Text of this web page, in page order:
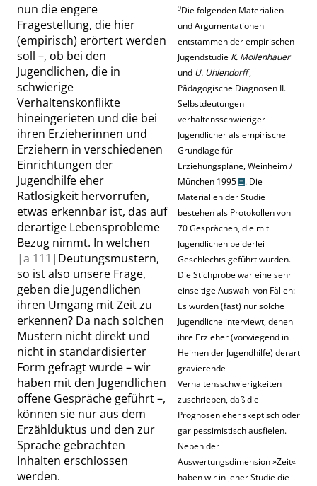
9Die folgenden Materialien
und Argumentationen
entstammen der empirischen
Jugendstudie K. Mollenhauer
und U. Uhlendorff,
Pädagogische Diagnosen II.
Selbstdeutungen
verhaltensschwieriger
Jugendlicher als empirische
Grundlage für
Erziehungspläne, Weinheim /
München 1995
. Die
Materialien der Studie
bestehen als Protokollen von
70 Gesprächen, die mit
Jugendlichen beiderlei
Geschlechts geführt wurden.
Die Stichprobe war eine sehr
einseitige Auswahl von Fällen:
Es wurden (fast) nur solche
Jugendliche interviewt, denen
ihre Erzieher (vorwiegend in
Heimen der Jugendhilfe) derart
gravierende
Verhaltensschwierigkeiten
zuschrieben, daß die
Prognosen eher skeptisch oder
gar pessimistisch ausfielen.
Neben der
Auswertungsdimension»Zeit«
haben wir in jener Studie die
nun die engere
Fragestellung, die hier
(empirisch) erörtert werden
soll –, ob bei den
Jugendlichen, die in
schwierige
Verhaltenskonflikte
hineingerieten und die bei
ihren Erzieherinnen und
Erziehern in verschiedenen
Einrichtungen der
Jugendhilfe eher
Ratlosigkeit hervorrufen,
etwas erkennbar ist, das auf
derartige Lebensprobleme
Bezug nimmt. In welchen
|a 111| Deutungsmustern,
so ist also unsere Frage,
geben die Jugendlichen
ihren Umgang mit Zeit zu
erkennen? Da nach solchen
Mustern nicht direkt und
nicht in standardisierter
Form gefragt wurde– wir
haben mit den Jugendlichen
offene Gespräche geführt –,
können sie nur aus dem
Erzählduktus und den zur
Sprache gebrachten
Inhalten erschlossen
werden.